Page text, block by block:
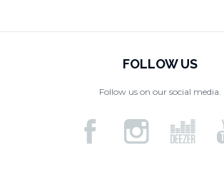
FOLLOW US
Follow us on our social media.